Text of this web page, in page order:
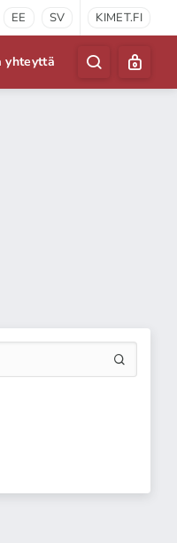
EE SV KIMET.FI
yhteyttä